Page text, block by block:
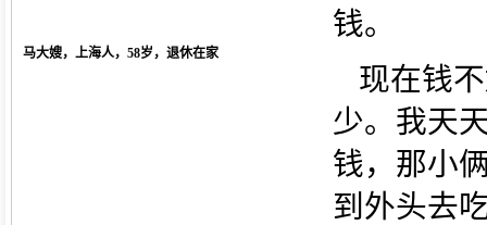
马大嫂，上海人，58岁，退休在家
钱。
现在钱
少。我天
钱，那小
到外头去